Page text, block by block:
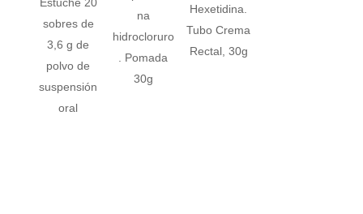
sobres de
3,6 g de
polvo de
suspensión
oral
na
hidrocloruro
. Pomada
30g
Hexetidina.
Tubo Crema
Rectal, 30g